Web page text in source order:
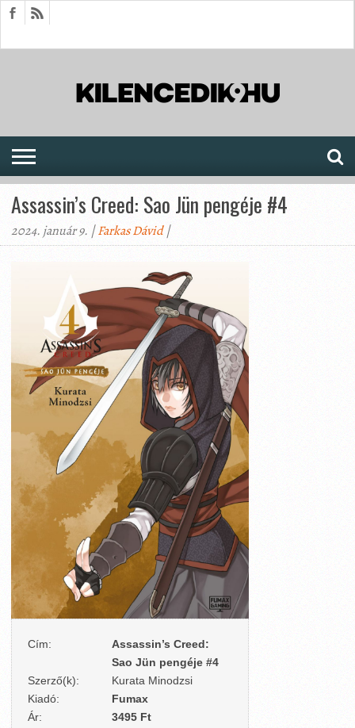
Assassin’s Creed: Sao Jün pengéje #4
2024. január 9. |Farkas Dávid|
Cím:
Assassin’s Creed:
Sao Jün pengéje #4
Szerző(k):
Kurata Minodzsi
Kiadó:
Fumax
Ár:
3495 Ft